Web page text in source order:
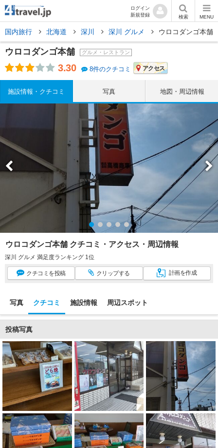
ログイン
新規登録
検索 MENU
国内旅行 北海道 深川 深川 グルメ ウロコダンゴ本舗
ウロコダンゴ本舗 グルメ・レストラン
3.30 8件のクチコミ アクセス
施設情報・クチコミ 写真 地図・周辺情報
ウロコダンゴ本舗 クチコミ・アクセス・周辺情報
深川 グルメ 満足度ランキング 1位
クチコミ を投稿 クリップする 計画を作成
写真 クチコミ 施設情報 周辺スポット
投稿写真